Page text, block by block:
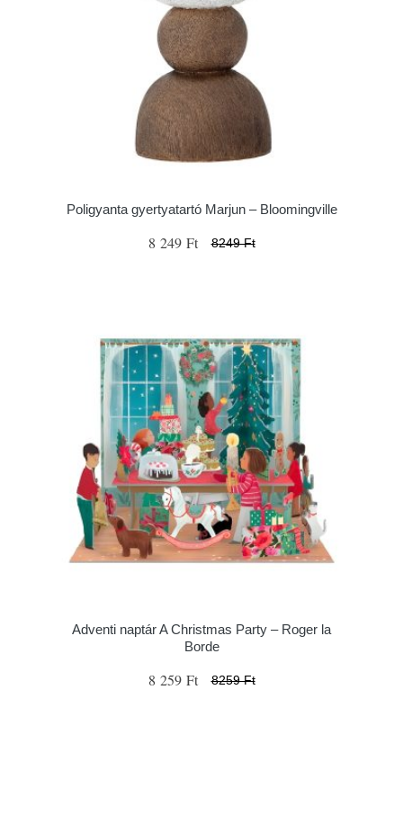
Poligyanta gyertyatartó Marjun – Bloomingville
8 249 Ft 8249 Ft
Adventi naptár A Christmas Party – Roger la
Borde
8 259 Ft 8259 Ft